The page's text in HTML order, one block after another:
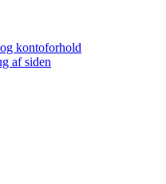
kontoforhold
af siden